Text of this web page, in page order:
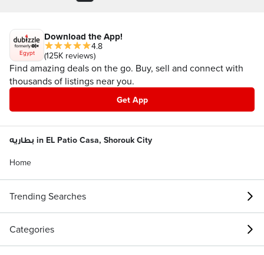
Egypt
Download the App!
4.8
(125K reviews)
Find amazing deals on the go. Buy, sell and connect with
thousands of listings near you.
Get App
بطاريه in EL Patio Casa, Shorouk City
Home
Trending Searches
Categories